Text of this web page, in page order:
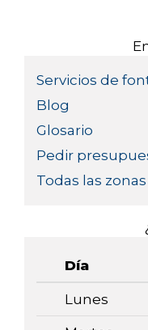
Servicios de
Blog
Glosario
Pedir
Todas las zonas
Día
Lunes